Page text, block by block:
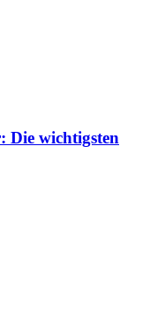
Die wichtigsten